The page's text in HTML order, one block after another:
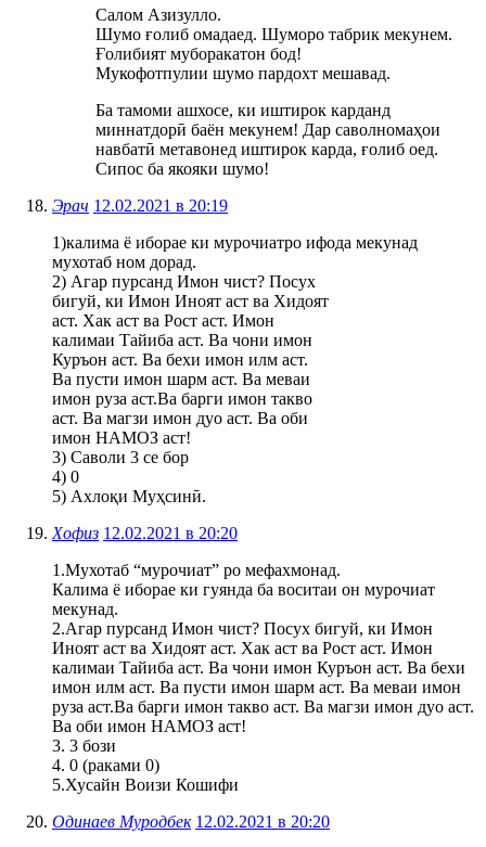
Салом Азизулло.
Шумо ғолиб омадаед. Шуморо табрик мекунем.
Ғолибият муборакатон бод!
Мукофотпулии шумо пардохт мешавад.
Ба тамоми ашхосе, ки иштирок карданд
миннатдорӣ баён мекунем! Дар саволномаҳои
навбатӣ метавонед иштирок карда, ғолиб оед.
Сипос ба якояки шумо!
Эрач 12.02.2021 в 20:19
1)калима ё иборае ки мурочиатро ифода мекунад
мухотаб ном дорад.
2) Агар пурсанд Имон чист? Посух
бигуй, ки Имон Иноят аст ва Хидоят
аст. Хак аст ва Рост аст. Имон
калимаи Тайиба аст. Ва чони имон
Куръон аст. Ва бехи имон илм аст.
Ва пусти имон шарм аст. Ва меваи
имон руза аст.Ва барги имон такво
аст. Ва магзи имон дуо аст. Ва оби
имон НАМОЗ аст!
3) Саволи 3 се бор
4) 0
5) Ахлоқи Муҳсинӣ.
Хофиз 12.02.2021 в 20:20
1.Мухотаб “мурочиат” ро мефахмонад.
Калима ё иборае ки гуянда ба воситаи он мурочиат
мекунад.
2.Агар пурсанд Имон чист? Посух бигуй, ки Имон
Иноят аст ва Хидоят аст. Хак аст ва Рост аст. Имон
калимаи Тайиба аст. Ва чони имон Куръон аст. Ва бехи
имон илм аст. Ва пусти имон шарм аст. Ва меваи имон
руза аст.Ва барги имон такво аст. Ва магзи имон дуо аст.
Ва оби имон НАМОЗ аст!
3. 3 бози
4. 0 (раками 0)
5.Хусайн Воизи Кошифи
Одинаев Муродбек 12.02.2021 в 20:20